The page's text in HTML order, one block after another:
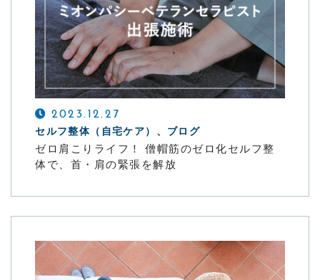
お電話での受付
050-7119-1040
お客様専用。営業電話ご遠慮ください。
2023.12.27
セルフ整体（自宅ケア）、ブログ
ゼロ肩こりライフ！ 僧帽筋のゼロ化セルフ整
体で、首・肩の緊張を解放